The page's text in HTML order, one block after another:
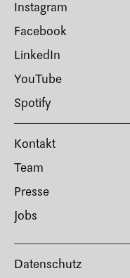
Instagram
Facebook
LinkedIn
YouTube
Spotify
Kontakt
Team
Presse
Jobs
Datenschutz